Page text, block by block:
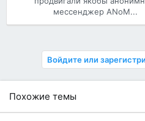
мессенджер ANoM...
Войдите или
Похожие темы